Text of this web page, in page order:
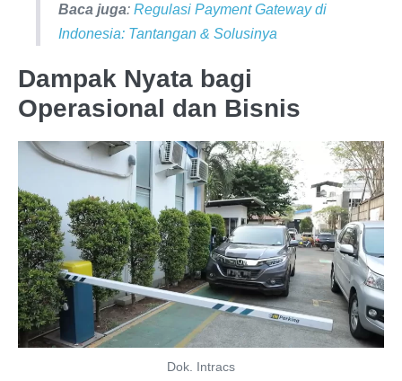
Baca juga: Regulasi Payment Gateway di
Indonesia: Tantangan & Solusinya
Dampak Nyata bagi
Operasional dan Bisnis
Dok. Intracs